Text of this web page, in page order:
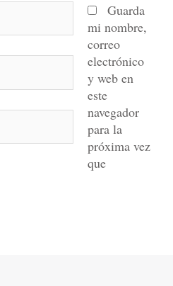
Guarda
mi nombre,
correo
electrónico
y web en
este
navegador
para la
próxima vez
que